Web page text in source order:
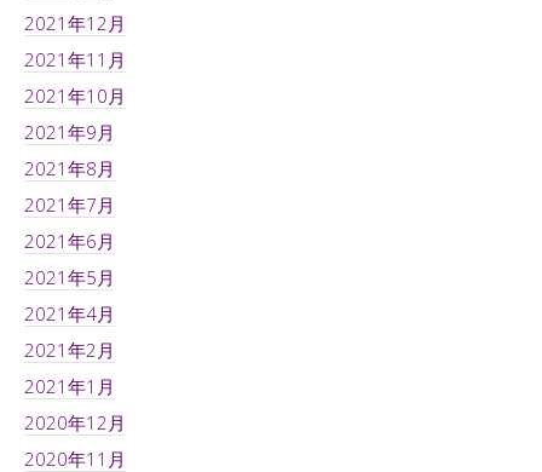
2021年12月
2021年11月
2021年10月
2021年9月
2021年8月
2021年7月
2021年6月
2021年5月
2021年4月
2021年2月
2021年1月
2020年12月
2020年11月